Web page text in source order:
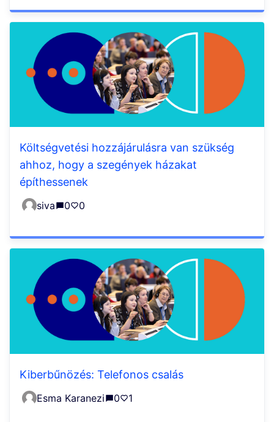
Költségvetési hozzájárulásra van szükség
ahhoz, hogy a szegények házakat
építhessenek
siva 0 0
Kiberbűnözés: Telefonos csalás
Esma Karanezi 0 1